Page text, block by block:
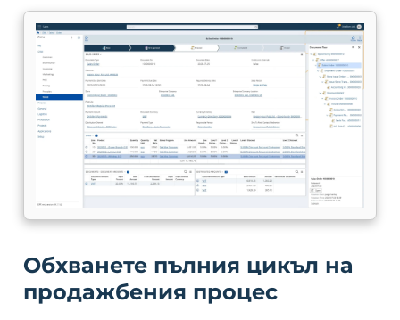
Обхванете пълния цикъл на
продажбения процес